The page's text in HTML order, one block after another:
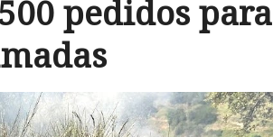
pedidos para